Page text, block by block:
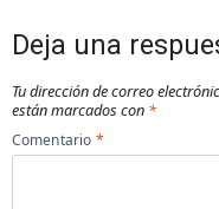
Deja una
Tu dirección de correo
están marcados con *
Comentario *